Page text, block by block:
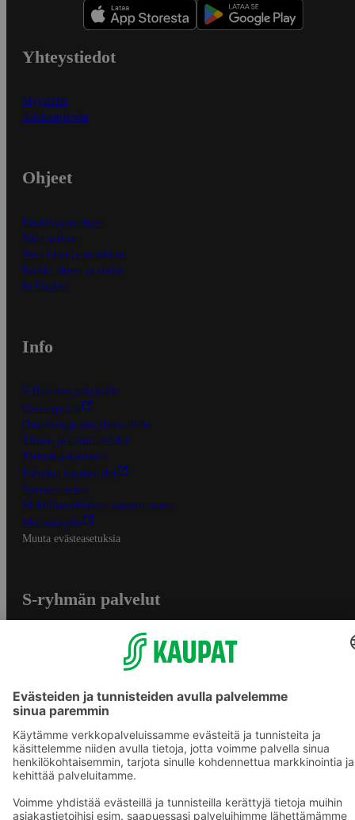
Yhteystiedot
Myymälät
Asiakaspalvelu
Ohjeet
Ensitilaajan ohjeet
Näin maksat
Näin tilaat ja muokkaat
Kaikki ohjeet ja vinkit
In English
Info
S-Business yrityksille
Oiva-raportit
Osuuskauppojen yhteystiedot
Tilaus- ja toimitusehdot
Tietosuojakäytäntö
Palvelun käyttöehdot
Saavutettavuus
Mobiilisovelluksen saavutettavuus
Mainostajalle
Muuta evästeasetuksia
S-ryhmän palvelut
S-ostoslista -sovellus
Prisma.fi
Sokos.fi
S-Pankki
Yhteishyvä
Sokos Hotels
Raflaamo